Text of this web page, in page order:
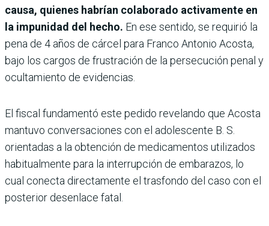
causa, quienes habrían colaborado activamente en
la impunidad del hecho. En ese sentido, se requirió la
pena de 4 años de cárcel para Franco Antonio Acosta,
bajo los cargos de frustración de la persecución penal y
ocultamiento de evidencias.
El fiscal fundamentó este pedido revelando que Acosta
mantuvo conversaciones con el adolescente B. S.
orientadas a la obtención de medicamentos utilizados
habitualmente para la interrupción de embarazos, lo
cual conecta directamente el trasfondo del caso con el
posterior desenlace fatal.